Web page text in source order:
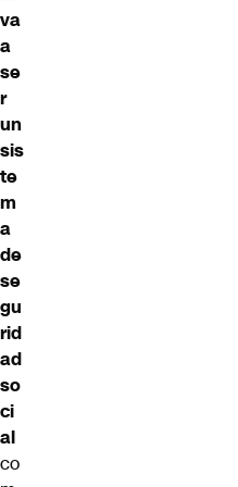
va
a
se
r
un
sis
te
m
a
de
se
gu
rid
ad
so
ci
al
co